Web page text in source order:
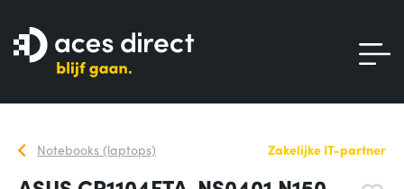
Notebooks (laptops) Zakelijke IT-partner